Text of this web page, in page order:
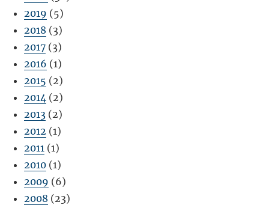
2019 (5)
2018 (3)
2017 (3)
2016 (1)
2015 (2)
2014 (2)
2013 (2)
2012 (1)
2011 (1)
2010 (1)
2009 (6)
2008 (23)